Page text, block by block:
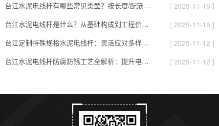
台江水泥电线杆有哪些常见类型？按长度/配筋/表面分，对应不同场景
[ 2025-11-16 ]
台江水泥电线杆是什么？从基础构成到工程价值的全面解读
[ 2025-11-16 ]
台江定制特殊规格水泥电线杆：灵活应对多样化项目需求的实用指南
[ 2025-11-12 ]
台江水泥电线杆防腐防锈工艺全解析：提升电杆耐用性的关键
[ 2025-11-12 ]